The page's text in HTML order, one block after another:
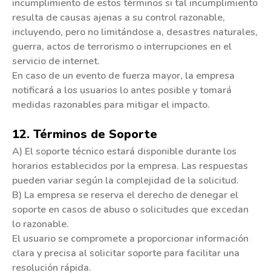
incumplimiento de estos términos si tal incumplimiento
resulta de causas ajenas a su control razonable,
incluyendo, pero no limitándose a, desastres naturales,
guerra, actos de terrorismo o interrupciones en el
servicio de internet.
En caso de un evento de fuerza mayor, la empresa
notificará a los usuarios lo antes posible y tomará
medidas razonables para mitigar el impacto.
12. Términos de Soporte
A) El soporte técnico estará disponible durante los
horarios establecidos por la empresa. Las respuestas
pueden variar según la complejidad de la solicitud.
B) La empresa se reserva el derecho de denegar el
soporte en casos de abuso o solicitudes que excedan
lo razonable.
El usuario se compromete a proporcionar información
clara y precisa al solicitar soporte para facilitar una
resolución rápida.